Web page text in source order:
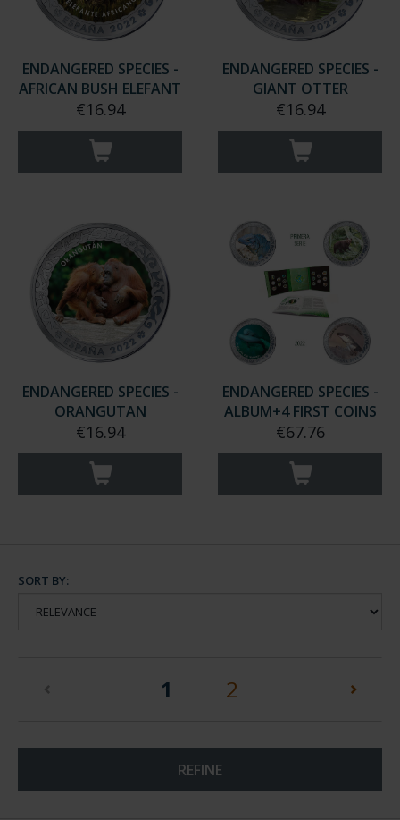
ENDANGERED SPECIES -
AFRICAN BUSH ELEFANT
€16.94
ENDANGERED SPECIES -
GIANT OTTER
€16.94
ENDANGERED SPECIES -
ORANGUTAN
€16.94
ENDANGERED SPECIES -
ALBUM+4 FIRST COINS
€67.76
SORT BY:
1 (current)
2
REFINE